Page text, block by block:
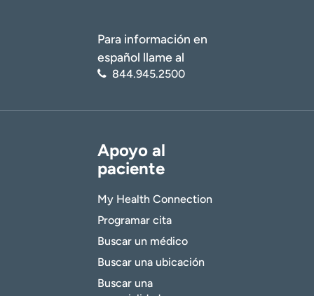
Para información en
español llame al
844.945.2500
Apoyo al
paciente
My Health Connection
Programar cita
Buscar un médico
Buscar una ubicación
Buscar una